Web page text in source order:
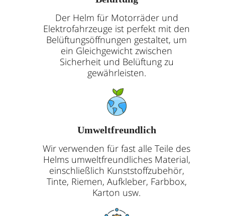
Der Helm für Motorräder und
Elektrofahrzeuge ist perfekt mit den
Belüftungsöffnungen gestaltet, um
ein Gleichgewicht zwischen
Sicherheit und Belüftung zu
gewährleisten.
Umweltfreundlich
Wir verwenden für fast alle Teile des
Helms umweltfreundliches Material,
einschließlich Kunststoffzubehör,
Tinte, Riemen, Aufkleber, Farbbox,
Karton usw.